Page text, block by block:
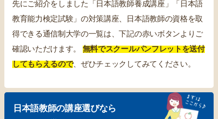
先にご紹介をしました「日本語教師養成講座」「日本語
教育能力検定試験」の対策講座、日本語教師の資格を取
得できる通信制大学の一覧は、下記の赤いボタンよりご
確認いただけます。 無料でスクールパンフレットを送付
してもらえるので、ぜひチェックしてみてください。
日本語教師の講座選びなら